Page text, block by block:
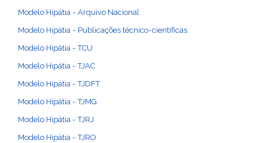
Modelo Hipátia - Arquivo Nacional
Modelo Hipátia - Publicações técnico-científicas
Modelo Hipátia - TCU
Modelo Hipátia - TJAC
Modelo Hipátia - TJDFT
Modelo Hipátia - TJMG
Modelo Hipátia - TJRJ
Modelo Hipátia - TJRO